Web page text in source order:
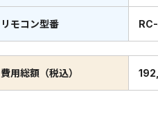
リモコン型番
費用総額（税込）